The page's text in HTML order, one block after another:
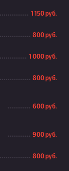
1 150 руб.
800 руб.
1 000 руб.
800 руб.
600 руб.
900 руб.
800 руб.